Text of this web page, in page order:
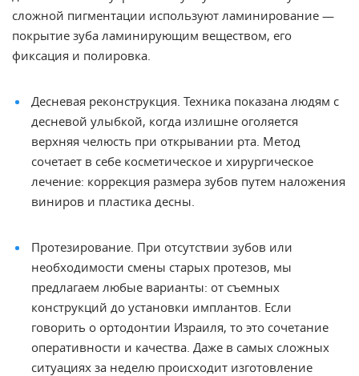
сложной пигментации используют ламинирование —
покрытие зуба ламинирующим веществом, его
фиксация и полировка.
Десневая реконструкция. Техника показана людям с
десневой улыбкой, когда излишне оголяется
верхняя челюсть при открывании рта. Метод
сочетает в себе косметическое и хирургическое
лечение: коррекция размера зубов путем наложения
виниров и пластика десны.
Протезирование. При отсутствии зубов или
необходимости смены старых протезов, мы
предлагаем любые варианты: от съемных
конструкций до установки имплантов. Если
говорить о ортодонтии Израиля, то это сочетание
оперативности и качества. Даже в самых сложных
ситуациях за неделю происходит изготовление